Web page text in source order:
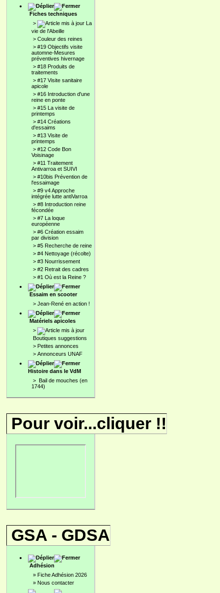
Fiches techniques
>
La
vie de l'Abeille
> Couleur des reines
> #19 Objectifs visite
automne-Mesures
préventives hivernage
> #18 Produits de
traitements
> #17 Visite sanitaire
apicole
> #16 Introduction d'une
reine en ponte
> #15 La visite de
printemps
> #14 Créations
d'essaims
> #13 Visite de
printemps
> #12 Code Bon
Voisinage
> #11 Traitement
Antivarroa et SUIVI
> #10bis Prévention de
l'essaimage
> #9 v4 Approche
intégrée lutte antiVarroa
> #8 Introduction reine
fécondée
> #7 La loque
européenne
> #6 Création essaim
par division
> #5 Recherche de reine
> #4 Nettoyage (récolte)
> #3 Nourrissement
> #2 Retrait des cadres
> #1 Où est la Reine ?
Essaim en scooter
> Jean-René en action !
Matériels apicoles
>
Boutiques suggestions
> Petites annonces
> Annonceurs UNAF
Histoire dans le VdM
> Bail de mouches (en
1744)
Pour voir...cliquer !!
GSA - GDSA
Adhésion
» Fiche Adhésion 2026
» Nous contacter